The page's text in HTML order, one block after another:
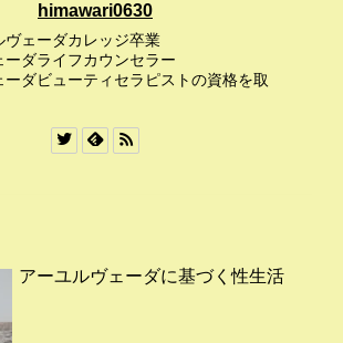
himawari0630
ヴェーダカレッジ卒業
ーダライフカウンセラー
ーダビューティセラピストの資格を取
アーユルヴェーダに基づく性生活